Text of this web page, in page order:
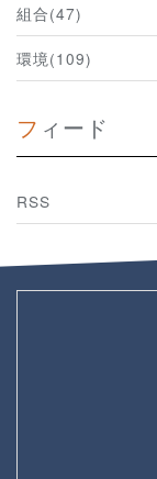
組合(47)
環境(109)
フィード
RSS